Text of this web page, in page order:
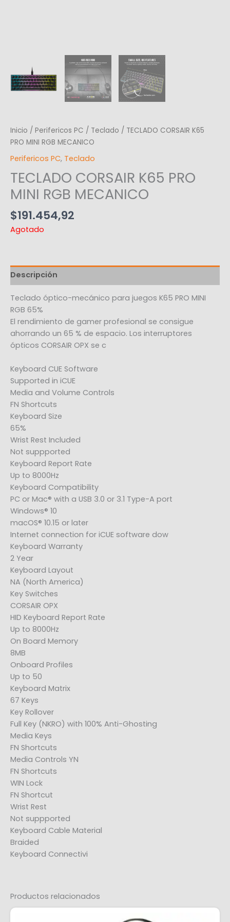
Inicio / Perifericos PC / Teclado / TECLADO CORSAIR K65
PRO MINI RGB MECANICO
Perifericos PC, Teclado
TECLADO CORSAIR K65 PRO
MINI RGB MECANICO
$191.454,92
Agotado
Descripción
Teclado óptico-mecánico para juegos K65 PRO MINI
RGB 65%
El rendimiento de gamer profesional se consigue
ahorrando un 65 % de espacio. Los interruptores
ópticos CORSAIR OPX se c
Keyboard CUE Software
Supported in iCUE
Media and Volume Controls
FN Shortcuts
Keyboard Size
65%
Wrist Rest Included
Not suppported
Keyboard Report Rate
Up to 8000Hz
Keyboard Compatibility
PC or Mac® with a USB 3.0 or 3.1 Type-A port
Windows® 10
macOS® 10.15 or later
Internet connection for iCUE software dow
Keyboard Warranty
2 Year
Keyboard Layout
NA (North America)
Key Switches
CORSAIR OPX
HID Keyboard Report Rate
Up to 8000Hz
On Board Memory
8MB
Onboard Profiles
Up to 50
Keyboard Matrix
67 Keys
Key Rollover
Full Key (NKRO) with 100% Anti-Ghosting
Media Keys
FN Shortcuts
Media Controls YN
FN Shortcuts
WIN Lock
FN Shortcut
Wrist Rest
Not suppported
Keyboard Cable Material
Braided
Keyboard Connectivi
Productos relacionados